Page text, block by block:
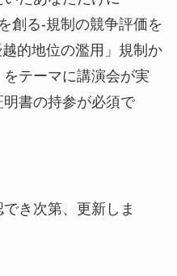
創る-規制の競争評価を
的地位の濫用」規制か
テーマに講演会が実
書の持参が必須で
き次第、更新しま